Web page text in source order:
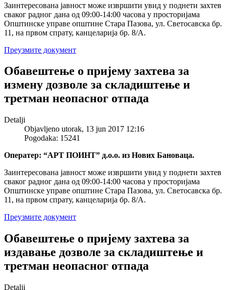
Заинтересована јавност може извршити увид у поднети захтев
сваког радног дана од 09:00-14:00 часова у просторијама
Општинске управе општине Стара Пазова, ул. Светосавска бр.
11, на првом спрату, канцеларија бр. 8/А.
Преузмите документ
Обавештење о пријему захтева за
измену дозволе за складиштење и
третман неопасног отпада
Detalji
Objavljeno utorak, 13 jun 2017 12:16
Pogodaka: 15241
Оператер: “АРТ ПОИНТ” д.о.о. из Нових Бановаца.
Заинтересована јавност може извршити увид у поднети захтев
сваког радног дана од 09:00-14:00 часова у просторијама
Општинске управе општине Стара Пазова, ул. Светосавска бр.
11, на првом спрату, канцеларија бр. 8/А.
Преузмите документ
Обавештење о пријему захтева за
издавање дозволе за складиштење и
третман неопасног отпада
Detalji